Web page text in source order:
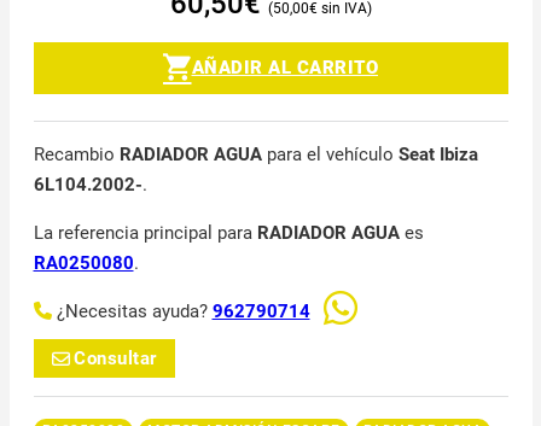
50,00€
AÑADIR AL CARRITO
Recambio RADIADOR AGUApara el vehículo Seat Ibiza
6L104.2002-.
La referencia principal para RADIADOR AGUAes
RA0250080.
¿Necesitas ayuda? 962790714
Consultar